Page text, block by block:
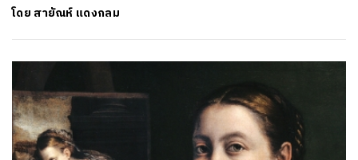
โดย สายัณห์ แดงกลม
SHARE TWEET LINE EMAIL